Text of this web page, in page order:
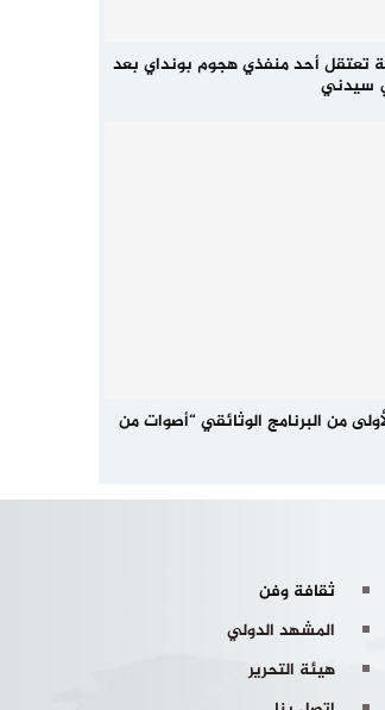
تعتقل أحد منفذي هجوم بونداي بعد
سيدني
من البرنامج الوثائقي “أصوات من
ثقافة وفن
المشهد الدولي
هيئة التحرير